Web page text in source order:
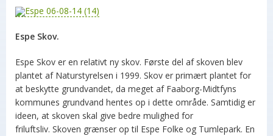
Espe Skov.
Espe Skov er en relativt ny skov. Første del af skoven blev
plantet af Naturstyrelsen i 1999. Skov er primært plantet for
at beskytte grundvandet, da meget af Faaborg-Midtfyns
kommunes grundvand hentes op i dette område. Samtidig er
ideen, at skoven skal give bedre mulighed for
friluftsliv. Skoven grænser op til Espe Folke og Tumlepark. En